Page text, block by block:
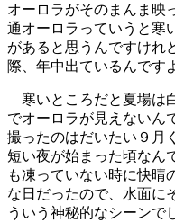
オーロラがそのまんま映
通オーロラっていうと寒
があると思うんですけれ
際、年中出ているんです
寒いところだと夏場は
でオーロラが見えないん
撮ったのはだいたい９月
短い夜が始まった頃なん
も凍っていない時に快晴
な日だったので、水面に
ういう神秘的なシーンで